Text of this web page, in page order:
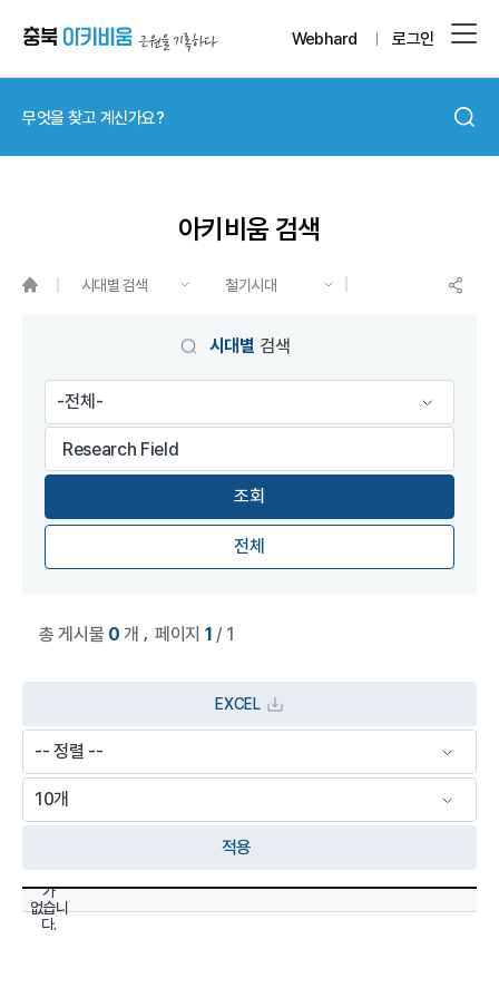
Webhard 로그인
아키비움 검색
시대별 검색 철기시대
시대별 검색
전체
총 게시물 0 개 페이지 1 / 1
EXCEL
적용
상세정보 관리 목록
데이타
가
없습니
다.